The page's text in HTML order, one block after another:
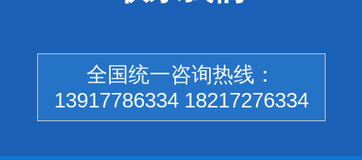
全国统一咨询热线：
13917786334 18217276334